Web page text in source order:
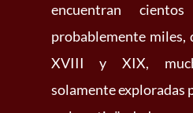
encuentran
probablemente miles,
XVIII y XIX,
solamente exploradas